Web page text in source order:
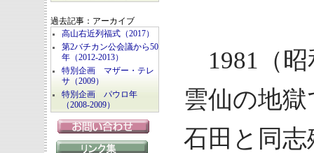
過去記事：アーカイブ
高山右近列福式（2017）
第2バチカン公会議から50
年（2012-2013）
特別企画 マザー・テレ
サ（2009）
特別企画 パウロ年
（2008-2009）
1981（昭
雲仙の地
石田と同